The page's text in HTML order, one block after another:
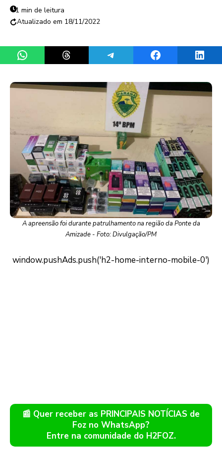
1 min de leitura
18/11/2022
Share on WhatsAppShare on ThreadsShare on TelegramShare on Facebook
A apreensão foi durante patrulhamento na região da Ponte da
Amizade - Foto: Divulgação/PM
📰 Quer receber as PRINCIPAIS NOTÍCIAS de
Foz no WhatsApp?
Entre na comunidade do H2FOZ.